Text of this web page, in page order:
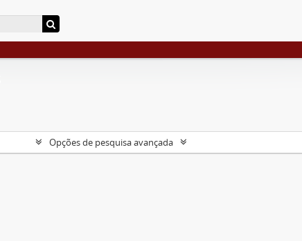
Opções de pesquisa avançada